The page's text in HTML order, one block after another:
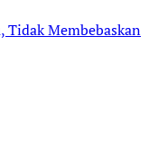
Tidak Membebaskan